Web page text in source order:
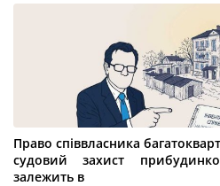
Право співвласника
судовий захист
залежить в